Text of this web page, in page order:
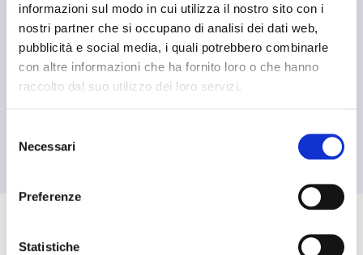
informazioni sul modo in cui utilizza il nostro sito con i
nostri partner che si occupano di analisi dei dati web,
pubblicità e social media, i quali potrebbero combinarle
con altre informazioni che ha fornito loro o che hanno
raccolto dal suo utilizzo dei loro servizi.
delNecessari
Preferenze
Statistiche
CONSEGNA GRATUITA
Tutti gli ordini a partire da €99,00 verranno spediti
gratuitamente
CONSEGNA IN 24/48H*
Contattaci per qualunque richiesta allo +39 0424